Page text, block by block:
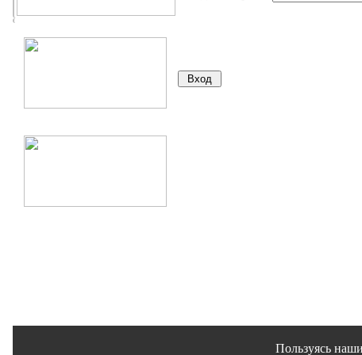
Пользуясь